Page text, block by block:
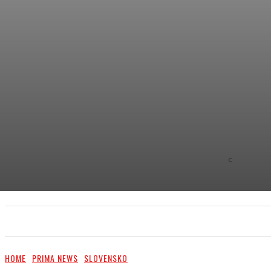
C
HOME PRIMA NEWS SLOVENSKO